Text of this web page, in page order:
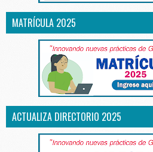
MATRÍCULA 2025
ACTUALIZA DIRECTORIO 2025